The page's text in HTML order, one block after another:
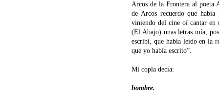
Arcos de la Frontera al poeta
de Arcos recuerdo que
viniendo del cine oí cantar en
(El Abajo) unas letras mía,
escribí, que había leído en la
que yo había escrito”.
Mi copla decía:
hombre.